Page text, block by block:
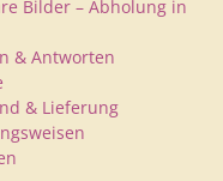
Bilder – Abholung in
& Antworten
& Lieferung